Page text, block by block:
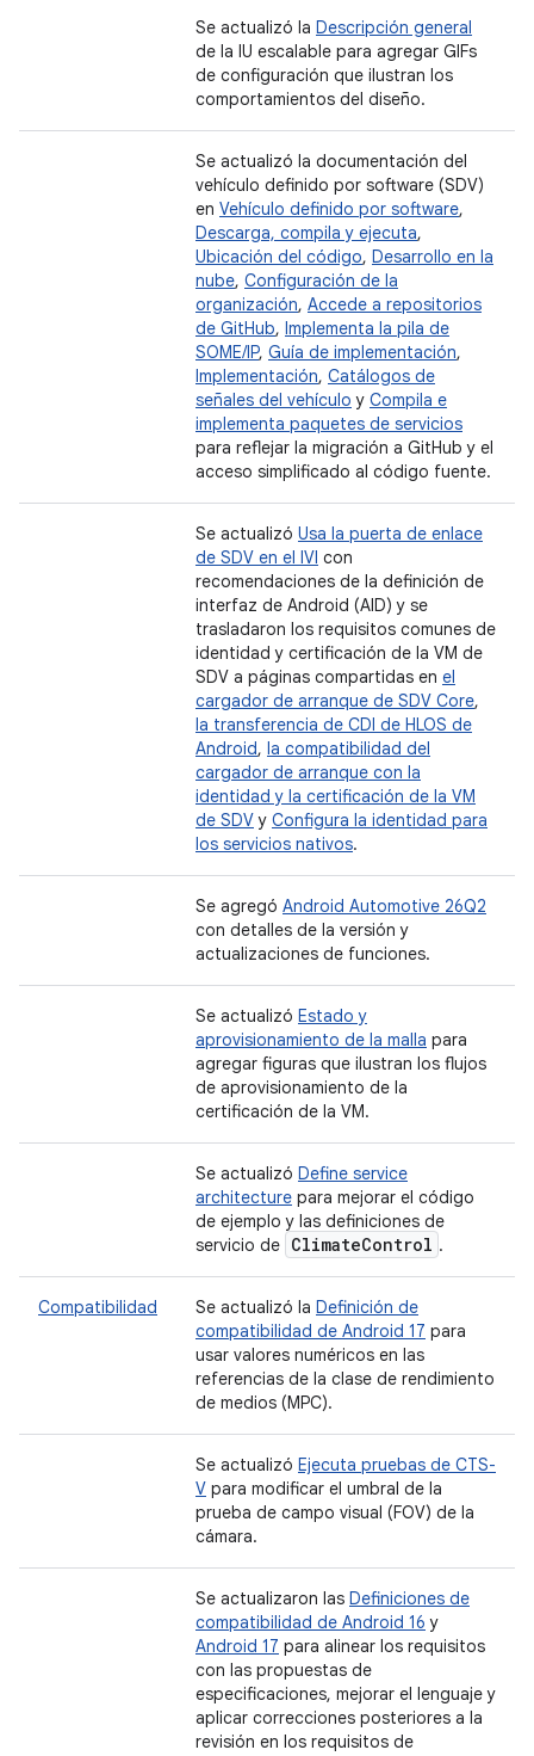
Se actualizó la Descripción general
de la IU escalable para agregar GIFs
de configuración que ilustran los
comportamientos del diseño.
Se actualizó la documentación del
vehículo definido por software (SDV)
en Vehículo definido por software,
Descarga, compila y ejecuta,
Ubicación del código, Desarrollo en la
nube, Configuración de la
organización, Accede a repositorios
de GitHub, Implementa la pila de
SOME/IP, Guía de implementación,
Implementación, Catálogos de
señales del vehículo y Compila e
implementa paquetes de servicios
para reflejar la migración a GitHub y el
acceso simplificado al código fuente.
Se actualizó Usa la puerta de enlace
de SDV en el IVI con
recomendaciones de la definición de
interfaz de Android (AID) y se
trasladaron los requisitos comunes de
identidad y certificación de la VM de
SDV a páginas compartidas en el
cargador de arranque de SDV Core,
la transferencia de CDI de HLOS de
Android, la compatibilidad del
cargador de arranque con la
identidad y la certificación de la VM
de SDVy Configura la identidad para
los servicios nativos.
Se agregó Android Automotive 26Q2
con detalles de la versión y
actualizaciones de funciones.
Se actualizó Estado y
aprovisionamiento de la malla para
agregar figuras que ilustran los flujos
de aprovisionamiento de la
certificación de la VM.
Se actualizó Define service
architecture para mejorar el código
de ejemplo y las definiciones de
servicio de ClimateControl .
Compatibilidad Se actualizó la Definición de
compatibilidad de Android 17 para
usar valores numéricos en las
referencias de la clase de rendimiento
de medios (MPC).
Se actualizó Ejecuta pruebas de CTS-
V para modificar el umbral de la
prueba de campo visual (FOV) de la
cámara.
Se actualizaron las Definiciones de
compatibilidad de Android 16 y
Android 17 para alinear los requisitos
con las propuestas de
especificaciones, mejorar el lenguaje y
aplicar correcciones posteriores a la
revisión en los requisitos de